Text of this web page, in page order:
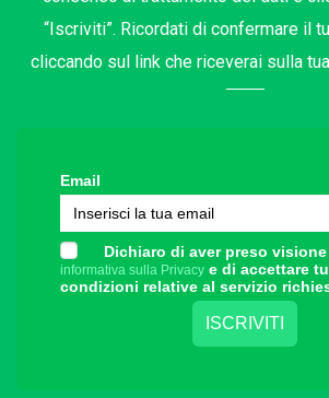
“Iscriviti”. Ricordati di confermare il
cliccando sul link che riceverai sulla
Email
Dichiaro di aver preso
informativa sulla Privacy e di accettare
condizioni relative al servizio